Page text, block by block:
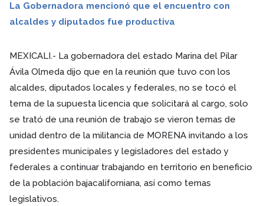
La Gobernadora mencionó que el encuentro con
alcaldes y diputados fue productiva
MEXICALI.- La gobernadora del estado Marina del Pilar
Ávila Olmeda dijo que en la reunión que tuvo con los
alcaldes, diputados locales y federales, no se tocó el
tema de la supuesta licencia que solicitará al cargo, solo
se trató de una reunión de trabajo se vieron temas de
unidad dentro de la militancia de MORENA invitando a los
presidentes municipales y legisladores del estado y
federales a continuar trabajando en territorio en beneficio
de la población bajacaliforniana, así como temas
legislativos.